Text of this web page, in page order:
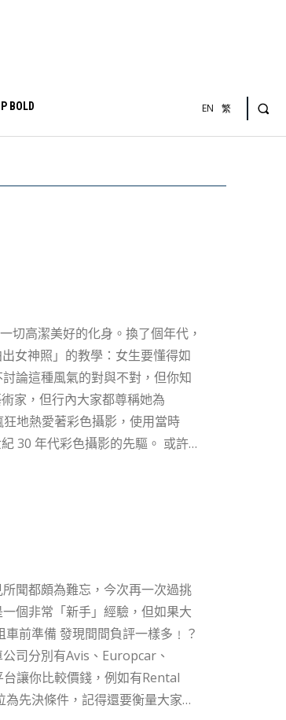
BOLD EN 繁
女神照」的教學：女生要懂得如
論這種風氣的對與不對，但你知
地熱愛著彩色攝影，使用當時
代彩色攝影的先驅。 或許只
形象。照片中她們散發著一股神
，極具戲劇性的效果。《女神》
聞都頗為難忘，今次再一次過挑
個非常「新手」經驗，但如果大
司分別有Avis、Europcar、
讓你比較價錢，例如有Rental